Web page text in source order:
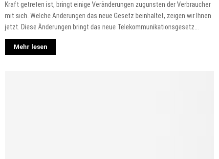
Kraft getreten ist, bringt einige Veränderungen zugunsten der Verbraucher
mit sich. Welche Änderungen das neue Gesetz beinhaltet, zeigen wir Ihnen
jetzt. Diese Änderungen bringt das neue Telekommunikationsgesetz...
Mehr lesen